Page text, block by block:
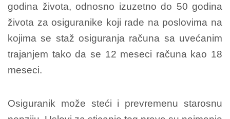
godina života, odnosno izuzetno do 50 godina
života za osiguranike koji rade na poslovima na
kojima se staž osiguranja računa sa uvećanim
trajanjem tako da se 12 meseci računa kao 18
meseci.
Osiguranik može steći i prevremenu starosnu